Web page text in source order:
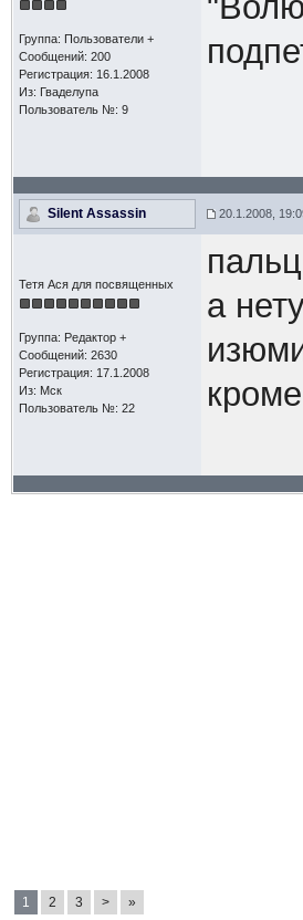
Группа: Пользователи +
Сообщений: 200
Регистрация: 16.1.2008
Из: Гваделупа
Пользователь №: 9
Silent Assassin 20.1.2008,
Тетя Ася для посвященных
Группа: Редактор +
Сообщений: 2630
Регистрация: 17.1.2008
Из: Мск
Пользователь №: 22
а
1 2 3 > »